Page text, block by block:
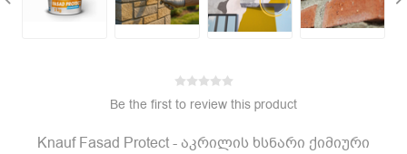
Be the first to review this product
Knauf Fasad Protect - აკრილის ხსნარი ქიმიური